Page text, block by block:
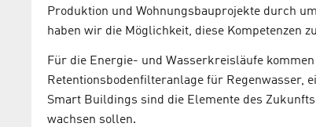
Produktion und Wohnungsbauprojekte durch
haben wir die Möglichkeit, diese Kompetenzen
Für die Energie- und Wasserkreisläufe
Retentionsbodenfilteranlage für Regenwasser,
Smart Buildings sind die Elemente des
wachsen sollen.